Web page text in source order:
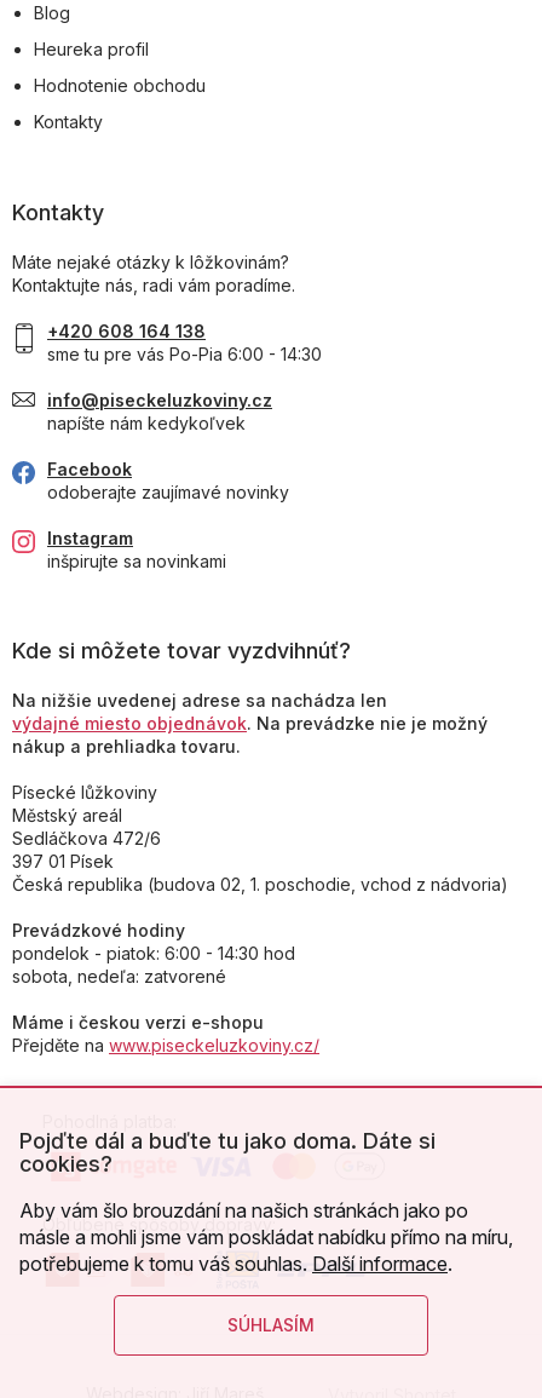
Pojďte dál a buďte tu jako doma. Dáte si
cookies?
Aby vám šlo brouzdání na našich stránkách jako po
másle a mohli jsme vám poskládat nabídku přímo na míru,
potřebujeme k tomu váš souhlas. Další informace.
SÚHLASÍM
Blog
Heureka profil
Hodnotenie obchodu
Kontakty
Kontakty
Máte nejaké otázky k lôžkovinám?
Kontaktujte nás, radi vám poradíme.
+420 608 164 138
sme tu pre vás Po-Pia 6:00 - 14:30
info@piseckeluzkoviny.cz
napíšte nám kedykoľvek
Facebook
odoberajte zaujímavé novinky
Instagram
inšpirujte sa novinkami
Kde si môžete tovar vyzdvihnúť?
Na nižšie uvedenej adrese sa nachádza len
výdajné miesto objednávok. Na prevádzke nie je možný
nákup a prehliadka tovaru.
Písecké lůžkoviny
Městský areál
Sedláčkova 472/6
397 01 Písek
Česká republika (budova 02, 1. poschodie, vchod z nádvoria)
Prevádzkové hodiny
pondelok - piatok: 6:00 - 14:30 hod
sobota, nedeľa: zatvorené
Máme i českou verzi e-shopu
Přejděte na www.piseckeluzkoviny.cz/
Obľúbené spôsoby dopravy: